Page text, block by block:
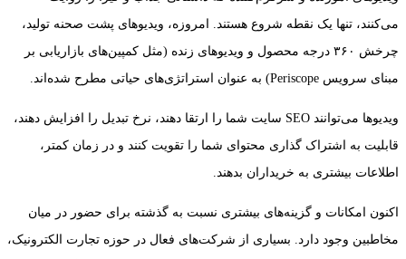
می‌کنند، تنها یک نقطه شروع هستند. امروزه، ویدیوهای پشت صحنه تولید،
چرخش ۳۶۰ درجه محصول و ویدیوهای زنده (مثل کمپین‌های بازاریابی بر
مبنای سرویس Periscope) به عنوان استراتژی‌های حیاتی مطرح شده‌اند.
ویدیوها می‌توانند SEO سایت شما را ارتقا دهند، نرخ تبدیل را افزایش دهند،
قابلیت به اشتراک گذاری محتوای شما را تقویت کنند و در زمان کمتر،
اطلاعات بیشتری به خریداران بدهند.
اکنون امکانات و گزینه‌های بیشتری نسبت به گذشته برای حضور در میان
مخاطبین وجود دارد. بسیاری از شرکت‌های فعال در حوزه تجارت الکترونیک،